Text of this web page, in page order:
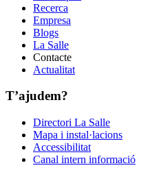
Recerca
Empresa
Blogs
La Salle
Contacte
Actualitat
T’ajudem?
Directori La Salle
Mapa i instal·lacions
Accessibilitat
Canal intern informació